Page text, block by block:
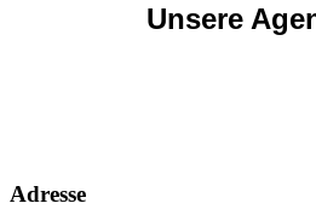
Unsere
Adresse